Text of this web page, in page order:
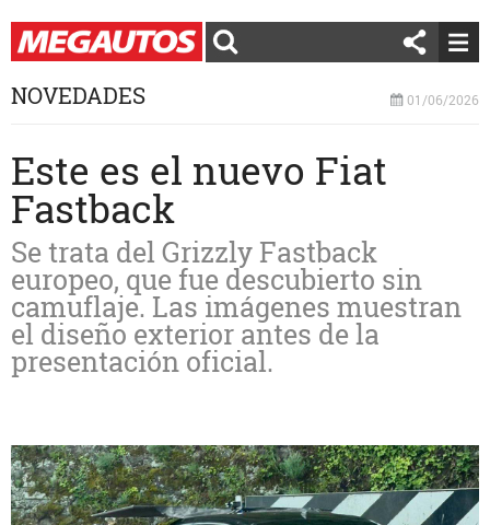
NOVEDADES 01/06/2026
Este es el nuevo Fiat
Fastback
Se trata del Grizzly Fastback
europeo, que fue descubierto sin
camuflaje. Las imágenes muestran
el diseño exterior antes de la
presentación oficial.